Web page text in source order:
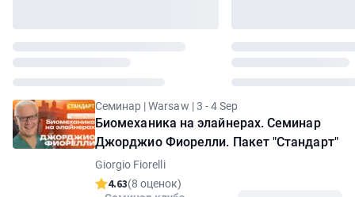
Семинар | Warsaw | 3 - 4 Sep
Биомеханика на элайнерах. Семинар
Джорджио Фиорелли. Пакет "Стандарт"
Giorgio Fiorelli
4.63(8 оценок)